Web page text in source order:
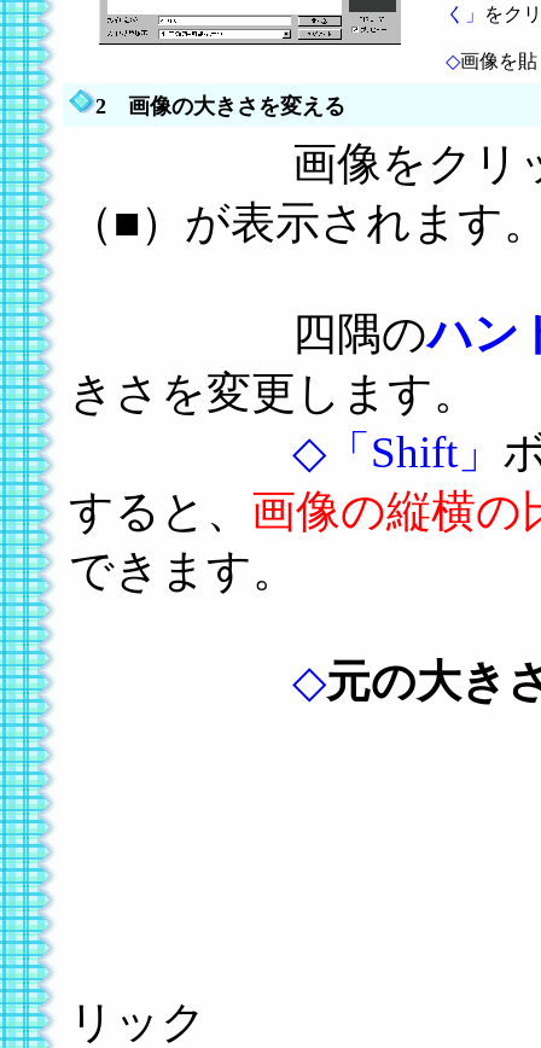
く」
をク
◇画像を
2 画像の大きさを変える
画像をクリック
（■）が表示されます
四隅のハン
きさを変更します。
◇「Shift」
すると、 画像の縦横の
できます。
◇元の大き
リック